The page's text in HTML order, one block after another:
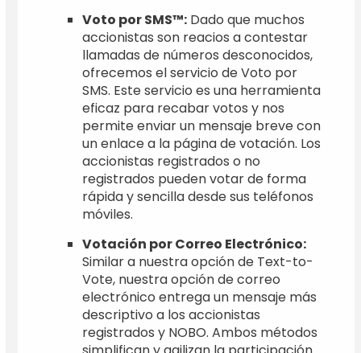
Voto por SMS™: Dado que muchos
accionistas son reacios a contestar
llamadas de números desconocidos,
ofrecemos el servicio de Voto por
SMS. Este servicio es una herramienta
eficaz para recabar votos y nos
permite enviar un mensaje breve con
un enlace a la página de votación. Los
accionistas registrados o no
registrados pueden votar de forma
rápida y sencilla desde sus teléfonos
móviles.
Votación por Correo Electrónico:
Similar a nuestra opción de Text-to-
Vote, nuestra opción de correo
electrónico entrega un mensaje más
descriptivo a los accionistas
registrados y NOBO. Ambos métodos